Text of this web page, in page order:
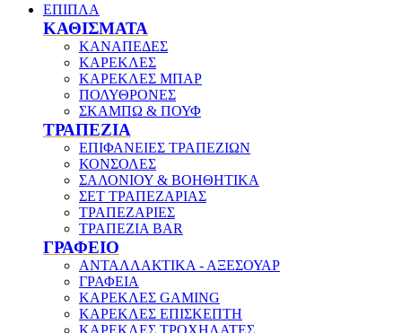
ΕΠΙΠΛΑ
ΚΑΘΙΣΜΑΤΑ
ΚΑΝΑΠΕΔΕΣ
ΚΑΡΕΚΛΕΣ
ΚΑΡΕΚΛΕΣ ΜΠΑΡ
ΠΟΛΥΘΡΟΝΕΣ
ΣΚΑΜΠΩ & ΠΟΥΦ
ΤΡΑΠΕΖΙΑ
ΕΠΙΦΑΝΕΙΕΣ ΤΡΑΠΕΖΙΩΝ
ΚΟΝΣΟΛΕΣ
ΣΑΛΟΝΙΟΥ & ΒΟΗΘΗΤΙΚΑ
ΣΕΤ ΤΡΑΠΕΖΑΡΙΑΣ
ΤΡΑΠΕΖΑΡΙΕΣ
ΤΡΑΠΕΖΙΑ BAR
ΓΡΑΦΕΙΟ
ΑΝΤΑΛΛΑΚΤΙΚΑ - ΑΞΕΣΟΥΑΡ
ΓΡΑΦΕΙΑ
ΚΑΡΕΚΛΕΣ GAMING
ΚΑΡΕΚΛΕΣ ΕΠΙΣΚΕΠΤΗ
ΚΑΡΕΚΛΕΣ ΤΡΟΧΗΛΑΤΕΣ